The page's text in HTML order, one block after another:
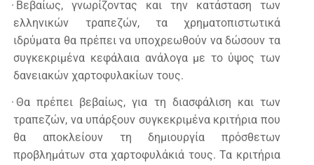
· Βεβαίως, γνωρίζοντας και την κατάσταση των
ελληνικών τραπεζών, τα χρηματοπιστωτικά
ιδρύματα θα πρέπει να υποχρεωθούν να δώσουν τα
συγκεκριμένα κεφάλαια ανάλογα με το ύψος των
δανειακών χαρτοφυλακίων τους.
· Θα πρέπει βεβαίως, για τη διασφάλιση και των
τραπεζών, να υπάρξουν συγκεκριμένα κριτήρια που
θα αποκλείουν τη δημιουργία πρόσθετων
προβλημάτων στα χαρτοφυλάκιά τους. Τα κριτήρια